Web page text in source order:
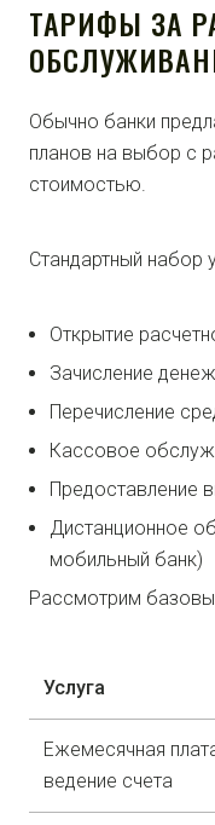
ТАРИФЫ ЗА
Обычно банки
планов на выбор с
стоимостью.
Стандартный набор
Открытие
Зачисление
Перечисление
Кассовое
Предоставление
Дистанционное
мобильный банк)
Рассмотрим
Услуга
Ежемесячная
ведение счета